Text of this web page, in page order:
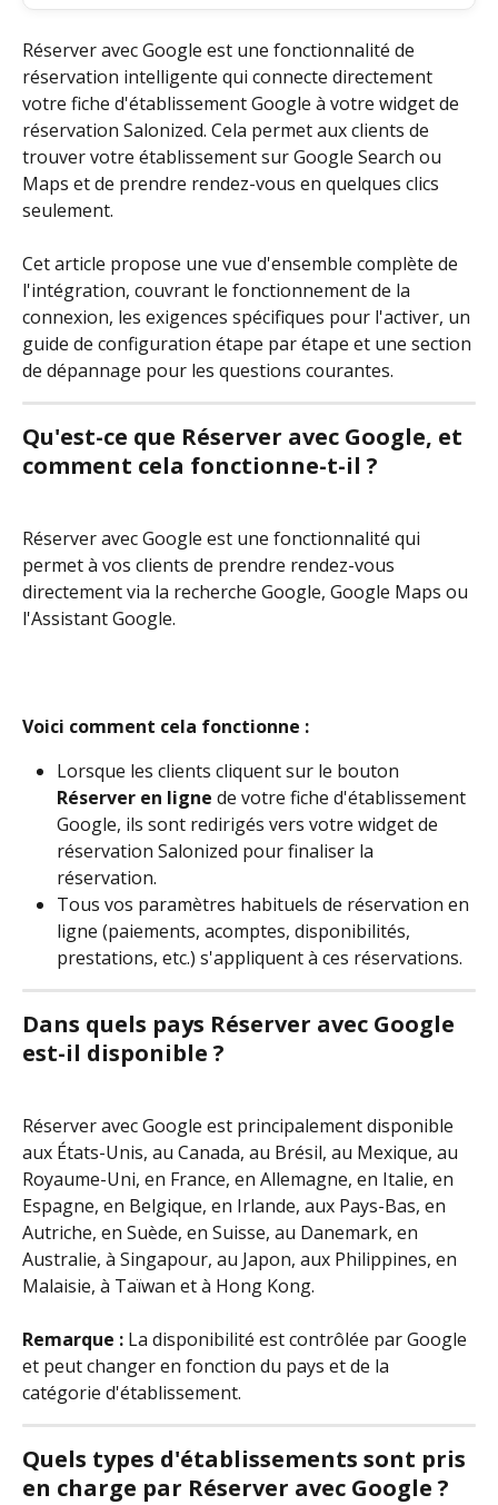
Réserver avec Google est une fonctionnalité de
réservation intelligente qui connecte directement
votre fiche d'établissement Google à votre widget de
réservation Salonized. Cela permet aux clients de
trouver votre établissement sur Google Search ou
Maps et de prendre rendez-vous en quelques clics
seulement.
Cet article propose une vue d'ensemble complète de
l'intégration, couvrant le fonctionnement de la
connexion, les exigences spécifiques pour l'activer, un
guide de configuration étape par étape et une section
de dépannage pour les questions courantes.
Qu'est-ce que Réserver avec Google, et
comment cela fonctionne-t-il ?
Réserver avec Google est une fonctionnalité qui
permet à vos clients de prendre rendez-vous
directement via la recherche Google, Google Maps ou
l'Assistant Google.
Voici comment cela fonctionne :
Lorsque les clients cliquent sur le bouton
Réserver en ligne de votre fiche d'établissement
Google, ils sont redirigés vers votre widget de
réservation Salonized pour finaliser la
réservation.
Tous vos paramètres habituels de réservation en
ligne (paiements, acomptes, disponibilités,
prestations, etc.) s'appliquent à ces réservations.
Dans quels pays Réserver avec Google
est-il disponible ?
Réserver avec Google est principalement disponible
aux États-Unis, au Canada, au Brésil, au Mexique, au
Royaume-Uni, en France, en Allemagne, en Italie, en
Espagne, en Belgique, en Irlande, aux Pays-Bas, en
Autriche, en Suède, en Suisse, au Danemark, en
Australie, à Singapour, au Japon, aux Philippines, en
Malaisie, à Taïwan et à Hong Kong.
Remarque : La disponibilité est contrôlée par Google
et peut changer en fonction du pays et de la
catégorie d'établissement.
Quels types d'établissements sont pris
en charge par Réserver avec Google ?